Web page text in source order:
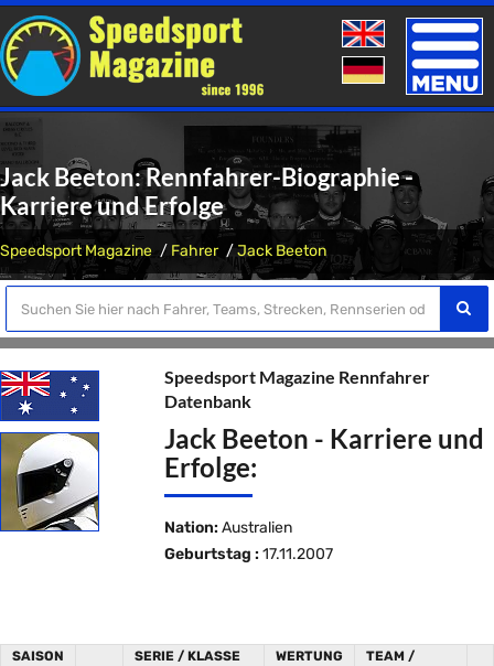
Toggle
Jack Beeton: Rennfahrer-Biographie -
Karriere und Erfolge
Speedsport Magazine Fahrer Jack Beeton
Speedsport Magazine Rennfahrer
Datenbank
Jack Beeton - Karriere und
Erfolge:
Nation: Australien
Geburtstag : 17.11.2007
SAISON SERIE / KLASSE WERTUNG
TEAM /